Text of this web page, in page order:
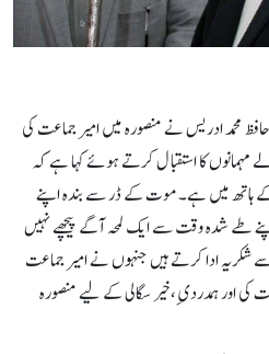
محمد ادریس نے منصورہ میں امیر جماعت کی
کا استقبا ل کرتے ہوئے کہا ہے کہ
ہاتھ میں ہے۔ موت کے ڈر سے بندہ اپنے
طے شدہ وقت سے ایک لمحہ آگے پیچھے نہیں
شکریہ ادا کرتے ہیں جنہوں نے امیر جماعت
کی اور ہمدردی ِ،خیر سگالی کے لیے منصورہ